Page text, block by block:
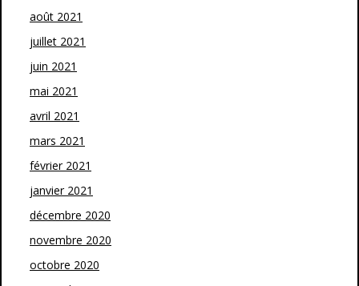
août 2021
juillet 2021
juin 2021
mai 2021
avril 2021
mars 2021
février 2021
janvier 2021
décembre 2020
novembre 2020
octobre 2020